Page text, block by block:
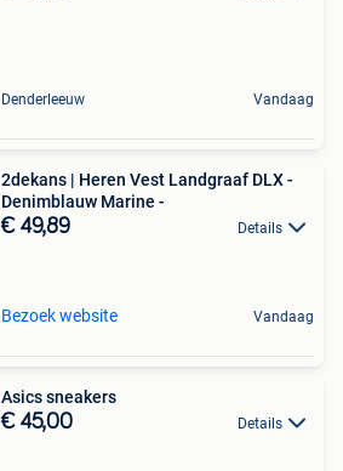
Denderleeuw Vandaag
2dekans | Heren Vest Landgraaf DLX -
Denimblauw Marine -
€ 49,89 Details
Bezoek website Vandaag
Asics sneakers
€ 45,00 Details